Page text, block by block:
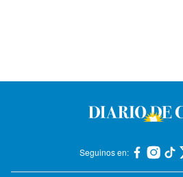
Seguinos en: